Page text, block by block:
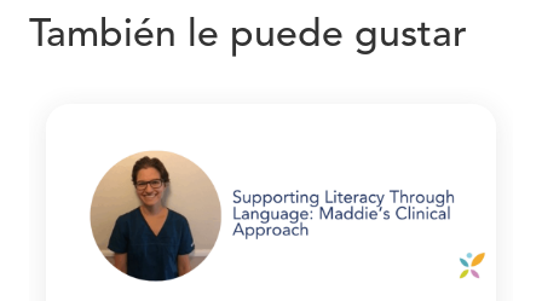
También le puede gustar